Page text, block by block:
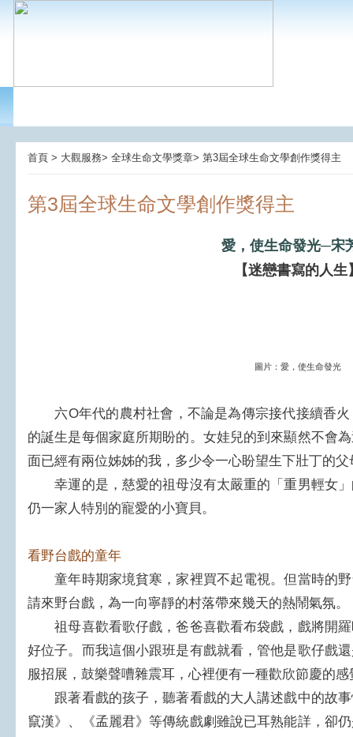
首頁 > 大觀服務> 全球生命文學獎章> 第3屆全球生命文學創作獎得主
第3屆全球生命文學創作獎得主
愛，使生命發光─宋
【迷戀書寫的人生
圖片：愛，使生命發光
六O年代的農村社會，不論是為傳宗接代接續香火
的誕生是每個家庭所期盼的。女娃兒的到來顯然不會
面已經有兩位姊姊的我，多少令一心盼望生下壯丁的
幸運的是，慈愛的祖母沒有太嚴重的「重男輕女」
仍一家人特別的寵愛的小寶貝。
看野台戲的童年
童年時期家境貧寒，家裡買不起電視。但當時的野
請來野台戲，為一向寧靜的村落帶來幾天的熱鬧氣氛。
祖母喜歡看歌仔戲，爸爸喜歡看布袋戲，戲將開羅
好位子。而我這個小跟班是有戲就看，管他是歌仔戲
服招展，鼓樂聲嘈雜震耳，心裡便有一種歡欣節慶的
跟著看戲的孩子，聽著看戲的大人講述戲中的故事
竄漢》、《孟麗君》等傳統戲劇雖說已耳熟能詳，卻